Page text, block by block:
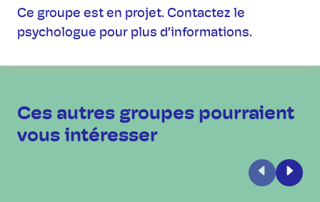
Ce groupe est en projet. Contactez le
psychologue pour plus d’informations.
Ces autres groupes pourraient
vous intéresser
Précédent